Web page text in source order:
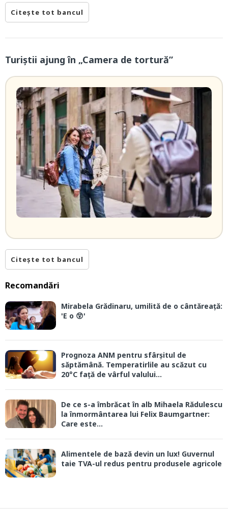
Citește tot bancul
Turiștii ajung în „Camera de tortură”
Citește tot bancul
Recomandări
Mirabela Grădinaru, umilită de o cântăreață:
'E o 😲'
Prognoza ANM pentru sfârșitul de
săptămână. Temperatirlile au scăzut cu
20°C față de vârful valului...
De ce s-a îmbrăcat în alb Mihaela Rădulescu
la înmormântarea lui Felix Baumgartner:
Care este...
Alimentele de bază devin un lux! Guvernul
taie TVA-ul redus pentru produsele agricole